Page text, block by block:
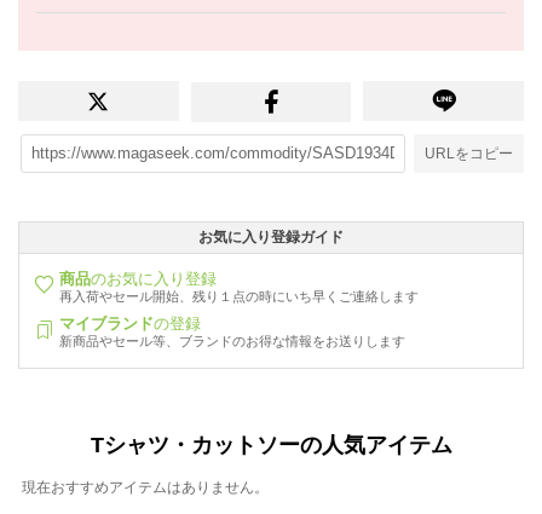
URLをコピー
お気に入り登録ガイド
商品のお気に入り登録
再入荷やセール開始、残り１点の時にいち早くご連絡します
マイブランドの登録
新商品やセール等、ブランドのお得な情報をお送りします
Tシャツ・カットソーの人気アイテム
現在おすすめアイテムはありません。